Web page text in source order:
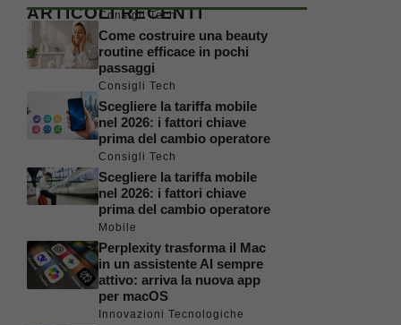
ARTICOLI RECENTI
Consigli Tech
Come costruire una beauty
routine efficace in pochi
passaggi
Consigli Tech
Scegliere la tariffa mobile
nel 2026: i fattori chiave
prima del cambio operatore
Consigli Tech
Scegliere la tariffa mobile
nel 2026: i fattori chiave
prima del cambio operatore
Mobile
Perplexity trasforma il Mac
in un assistente AI sempre
attivo: arriva la nuova app
per macOS
Innovazioni Tecnologiche